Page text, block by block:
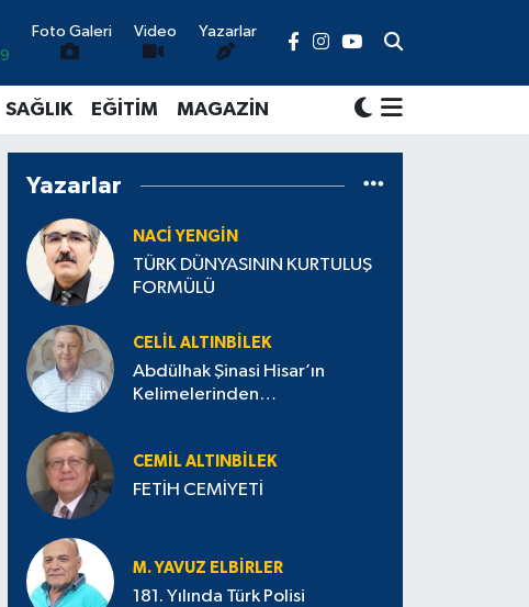
Foto Galeri Video Yazarlar
SAĞLIK EĞİTİM MAGAZİN
Yazarlar
NACI YENGIN
TÜRK DÜNYASININ KURTULUŞ
FORMÜLÜ
CELIL ALTINBILEK
Abdülhak Şinasi Hisar’ın
Kelimelerinden…
CEMIL ALTINBILEK
FETİH CEMİYETİ
M. YAVUZ ELBIRLER
181. Yılında Türk Polisi